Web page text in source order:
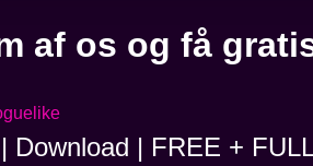
af os og få
Download | FREE +